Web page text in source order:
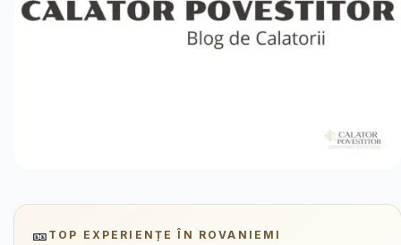
🎫 TOP EXPERIENȚE ÎN ROVANIEMI